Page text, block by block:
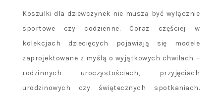
Koszulki dla dziewczynek nie muszą być wyłącznie
sportowe czy codzienne. Coraz częściej w
kolekcjach dziecięcych pojawiają się modele
zaprojektowane z myślą o wyjątkowych chwilach –
rodzinnych uroczystościach, przyjęciach
urodzinowych czy świątecznych spotkaniach.